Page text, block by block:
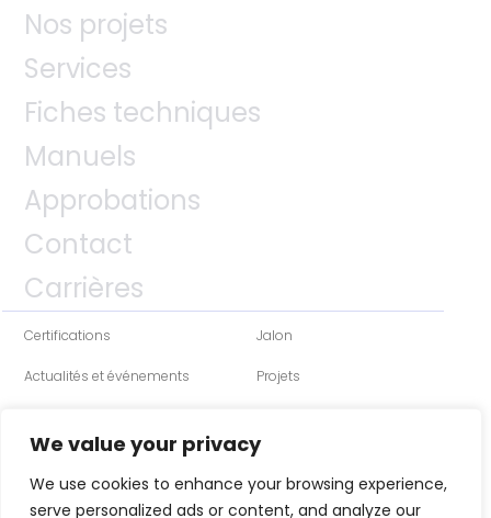
We value your privacy
We use cookies to enhance your browsing experience,
serve personalized ads or content, and analyze our
Nos projets
Services
Fiches techniques
Manuels
Approbations
Contact
Carrières
Certifications Jalon
Actualités et événements Projets